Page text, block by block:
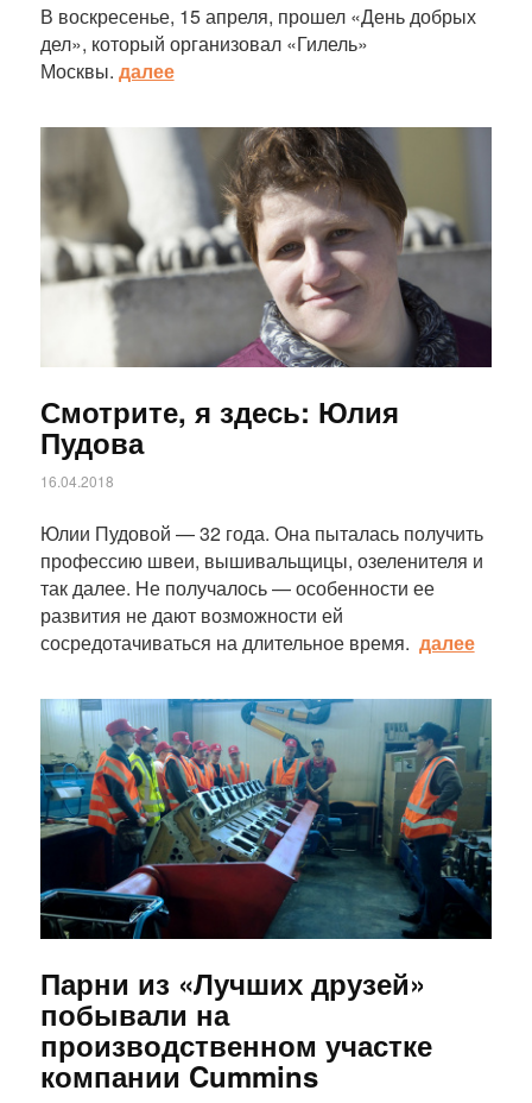
В воскресенье, 15 апреля, прошел «День добрых
дел», который организовал «Гилель»
Москвы. далее
Смотрите, я здесь: Юлия
Пудова
16.04.2018
Юлии Пудовой — 32 года. Она пыталась получить
профессию швеи, вышивальщицы, озеленителя и
так далее. Не получалось — особенности ее
развития не дают возможности ей
сосредотачиваться на длительное время. далее
Статья
Парни из «Лучших друзей»
побывали на
производственном участке
компании Cummins